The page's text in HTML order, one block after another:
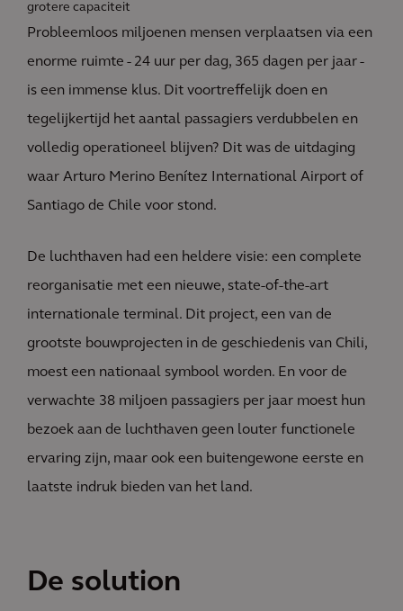
grotere capaciteit
Probleemloos miljoenen mensen verplaatsen via een
enorme ruimte - 24 uur per dag, 365 dagen per jaar -
is een immense klus. Dit voortreffelijk doen en
tegelijkertijd het aantal passagiers verdubbelen en
volledig operationeel blijven? Dit was de uitdaging
waar Arturo Merino Benítez International Airport of
Santiago de Chile voor stond.
De luchthaven had een heldere visie: een complete
reorganisatie met een nieuwe, state-of-the-art
internationale terminal. Dit project, een van de
grootste bouwprojecten in de geschiedenis van Chili,
moest een nationaal symbool worden. En voor de
verwachte 38 miljoen passagiers per jaar moest hun
bezoek aan de luchthaven geen louter functionele
ervaring zijn, maar ook een buitengewone eerste en
laatste indruk bieden van het land.
De solution